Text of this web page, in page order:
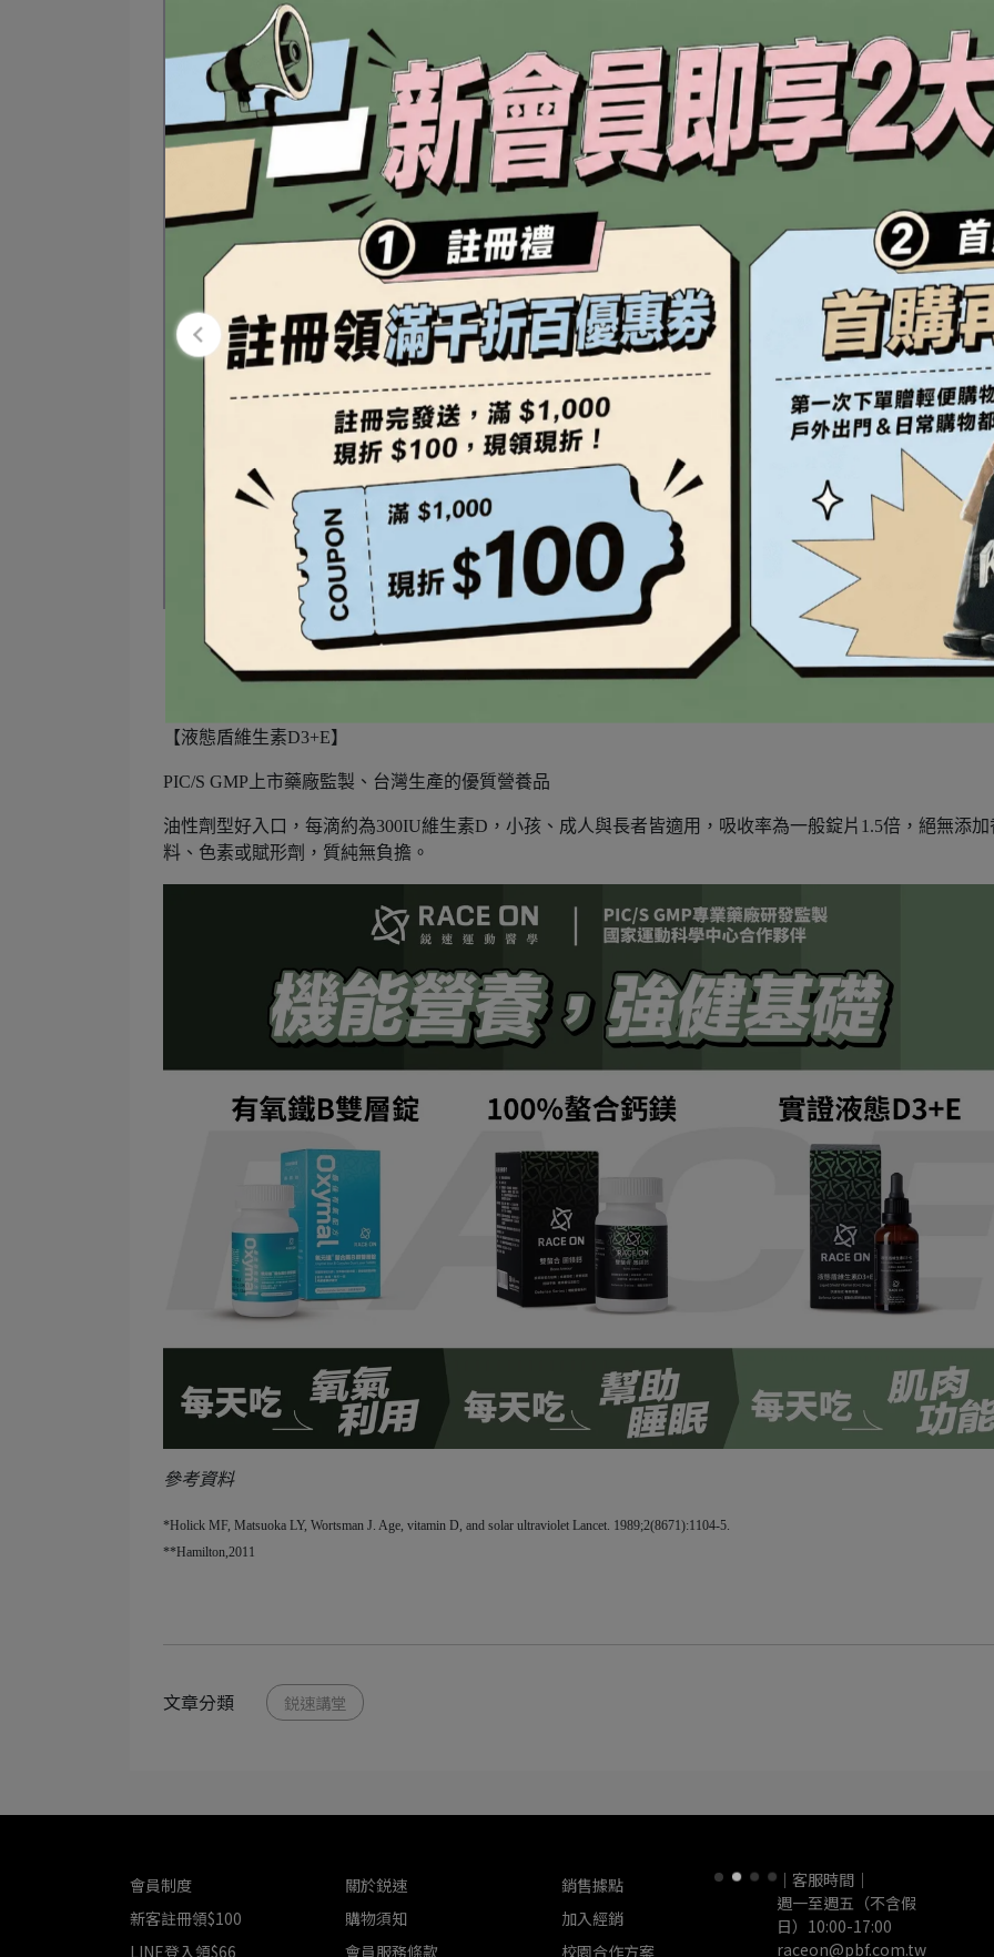
液態盾維生素D3+E
【液態盾維生素D3+E】
PIC/S GMP上市藥廠監製、台灣生產的優質營養品
油性劑型好入口，每滴約為300IU維生素D，小孩、成人與長者皆適用，吸收率為一般錠片1.5倍，絕無添加
料、色素或賦形劑，質純無負擔。
參考資料
*Holick MF, Matsuoka LY, Wortsman J. Age, vitamin D, and solar ultraviolet Lancet. 1989;2(8671):1104-5.
**Hamilton,2011
文章分類 鋭速講堂
會員制度
新客註冊領$100
LINE登入領$66
關於鋭速
購物須知
會員服務條款
銷售據點
加入經銷
校園合作方案
｜客服時間｜
週一至週五（不含假
日）10:00-17:00
raceon@pbf.com.tw